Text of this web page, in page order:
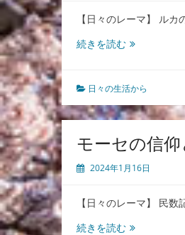
【日々のレーマ】 ル
続きを読む【人
と
【雲
の
ち
に】
に
い
て
日々の生活から
モーセの信
2024年1月16日
【日々のレーマ】 民
続きを読むモ